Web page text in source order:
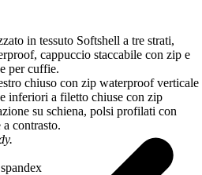
in tessuto Softshell a tre strati,
cappuccio staccabile con zip e
per cuffie.
chiuso con zip waterproof verticale
inferiori a filetto chiuse con zip
su schiena, polsi profilati con
contrasto.